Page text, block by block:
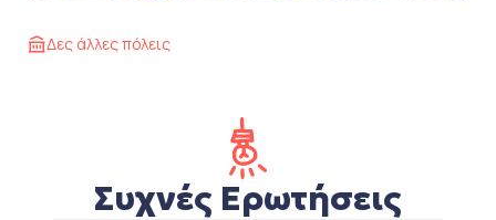
Δες άλλες πόλεις
Συχνές Ερωτήσεις